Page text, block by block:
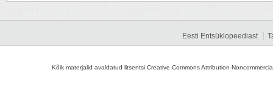
Eesti Entsüklopeediast
Kõik materjalid avaldatud litsentsi Creative Commons Attribution-